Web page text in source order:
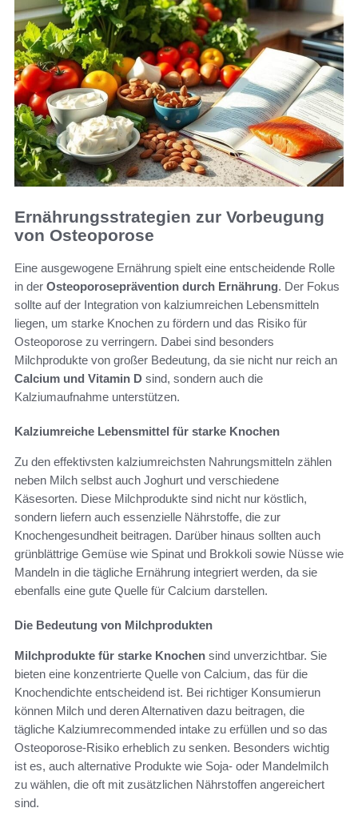
Ernährungsstrategien zur Vorbeugung
von Osteoporose
Eine ausgewogene Ernährung spielt eine entscheidende Rolle
in der Osteoporoseprävention durch Ernährung. Der Fokus
sollte auf der Integration von kalziumreichen Lebensmitteln
liegen, um starke Knochen zu fördern und das Risiko für
Osteoporose zu verringern. Dabei sind besonders
Milchprodukte von großer Bedeutung, da sie nicht nur reich an
Calcium und Vitamin D sind, sondern auch die
Kalziumaufnahme unterstützen.
Kalziumreiche Lebensmittel für starke Knochen
Zu den effektivsten kalziumreichsten Nahrungsmitteln zählen
neben Milch selbst auch Joghurt und verschiedene
Käsesorten. Diese Milchprodukte sind nicht nur köstlich,
sondern liefern auch essenzielle Nährstoffe, die zur
Knochengesundheit beitragen. Darüber hinaus sollten auch
grünblättrige Gemüse wie Spinat und Brokkoli sowie Nüsse wie
Mandeln in die tägliche Ernährung integriert werden, da sie
ebenfalls eine gute Quelle für Calcium darstellen.
Die Bedeutung von Milchprodukten
Milchprodukte für starke Knochen sind unverzichtbar. Sie
bieten eine konzentrierte Quelle von Calcium, das für die
Knochendichte entscheidend ist. Bei richtiger Konsumierun
können Milch und deren Alternativen dazu beitragen, die
tägliche Kalziumrecommended intake zu erfüllen und so das
Osteoporose-Risiko erheblich zu senken. Besonders wichtig
ist es, auch alternative Produkte wie Soja- oder Mandelmilch
zu wählen, die oft mit zusätzlichen Nährstoffen angereichert
sind.